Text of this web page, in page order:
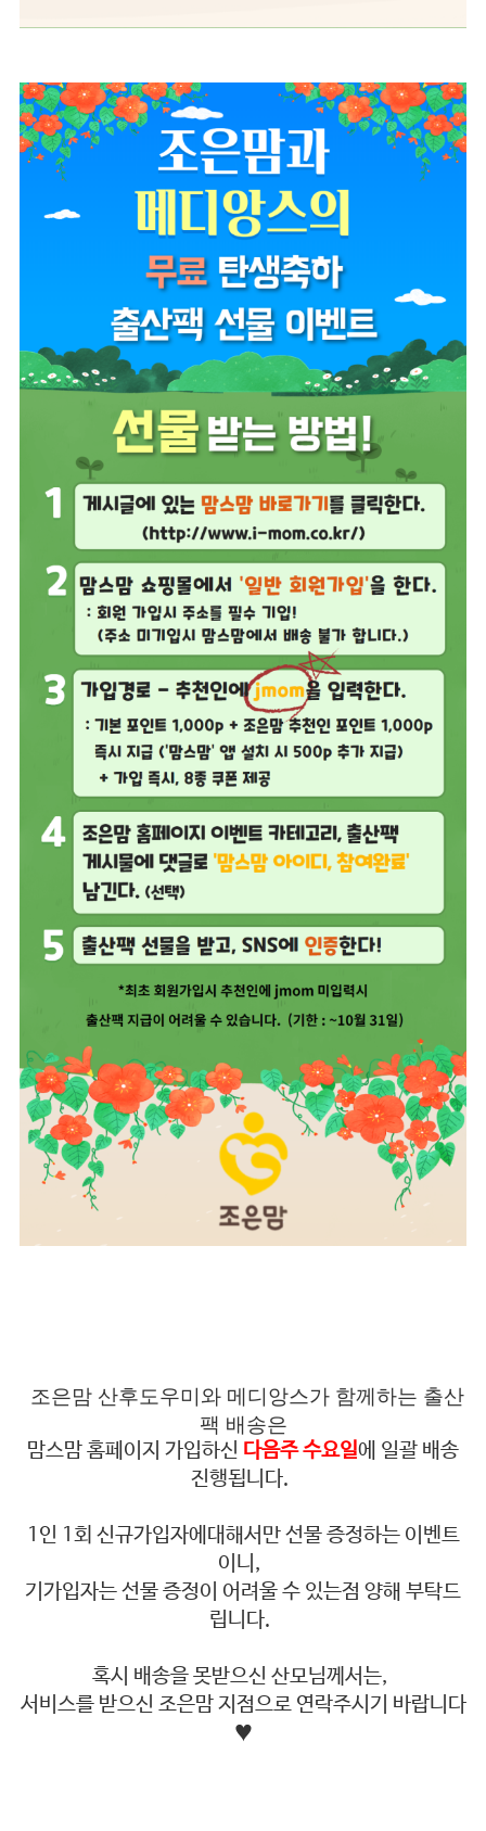
조은맘 산후도우미와 메디앙스가 함께하는 출산
팩 배송은
맘스맘 홈페이지 가입하신 다음주 수요일에 일괄 배송
진행됩니다.
1인 1회 신규가입자에대해서만 선물 증정하는 이벤트
이니,
기가입자는 선물 증정이 어려울 수 있는점 양해 부탁드
립니다.
혹시 배송을 못받으신 산모님께서는,
서비스를 받으신 조은맘 지점으로 연락주시기 바랍니다
♥